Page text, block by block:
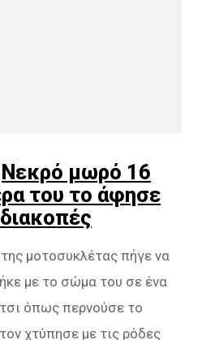
Νεκρό μωρό 16
του το άφησε
μοτοσυκλέτας πήγε να
με το σώμα του σε ένα
όπως περνούσε το
χτύπησε με τις ρόδες